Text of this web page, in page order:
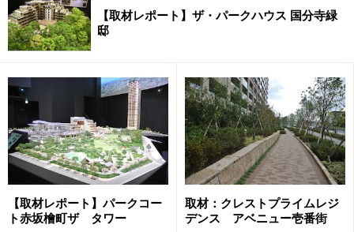
駅構内へ戻ると、都営三田線、都営大江戸線、東京メト
ロ丸の内線、東京メトロ南北線の表示が見えます。「大
手町」駅、「日比谷」駅、「池袋」駅、「新宿」駅とい
った都心の多くのビジネスゾーンへダイレクトにアクセ
スできる点は、この立地の大きな魅力でしょう。
次のページでは、さらに建物を紹介します。
い。
【取材レポート】ザ・パークハウス 国分寺緑
邸
【取材レポート】パークコー
ト赤坂檜町ザ タワー
取材：クレストプライムレジ
デンス アベニュー壱番街